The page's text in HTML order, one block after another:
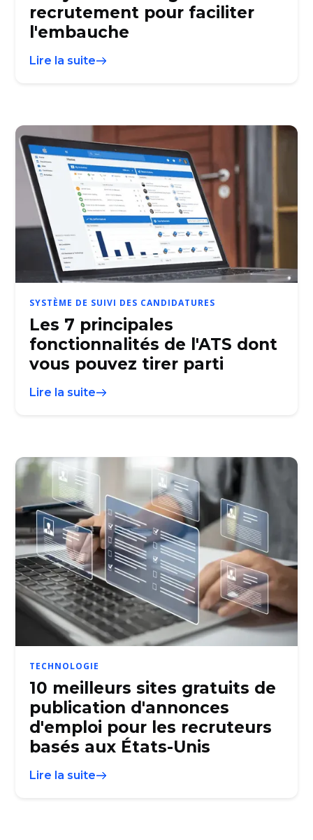
recrutement pour faciliter
l'embauche
Lire la suite
SYSTÈME DE SUIVI DES CANDIDATURES
Les 7 principales
fonctionnalités de l'ATS dont
vous pouvez tirer parti
Lire la suite
TECHNOLOGIE
10 meilleurs sites gratuits de
publication d'annonces
d'emploi pour les recruteurs
basés aux États-Unis
Lire la suite